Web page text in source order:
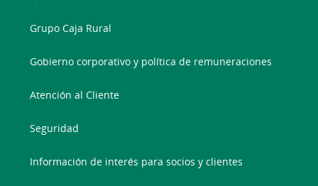
Grupo Caja Rural
Gobierno corporativo y política de remuneraciones
Atención al Cliente
Seguridad
Información de interés para socios y clientes